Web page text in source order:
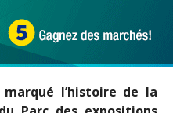
l’histoire de la